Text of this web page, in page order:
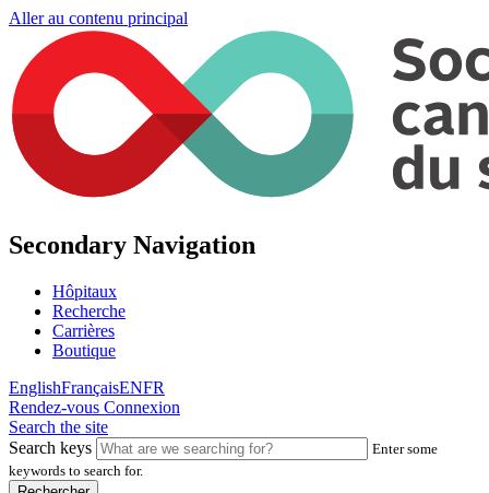
Aller au contenu principal
Secondary Navigation
Hôpitaux
Recherche
Carrières
Boutique
EnglishFrançaisENFR
Rendez-vous Connexion
Search the site
Search keys
Enter some
keywords to search for.